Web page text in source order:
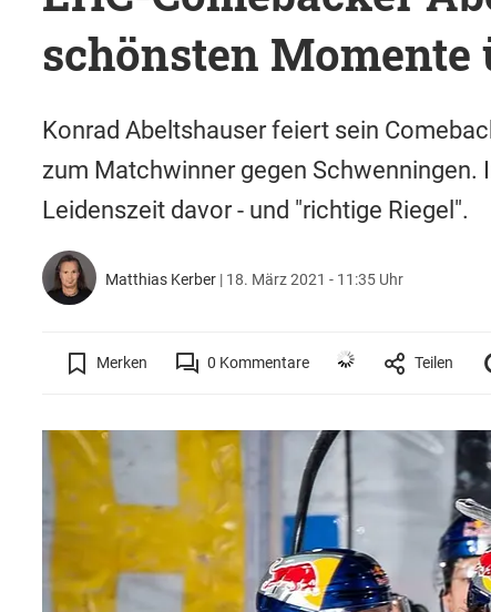
schönsten Momente
Konrad Abeltshauser feiert sein
zum Matchwinner gegen Schwenningen.
Leidenszeit davor - und "richtige Riegel".
Matthias Kerber | 18. März 2021 - 11:35 Uhr
Merken 0 Kommentare Teilen